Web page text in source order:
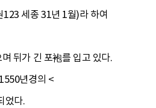
세종 31년 1월)라 하여
뒤가 긴 포袍를 입고 있다.
년경의 <
었다.